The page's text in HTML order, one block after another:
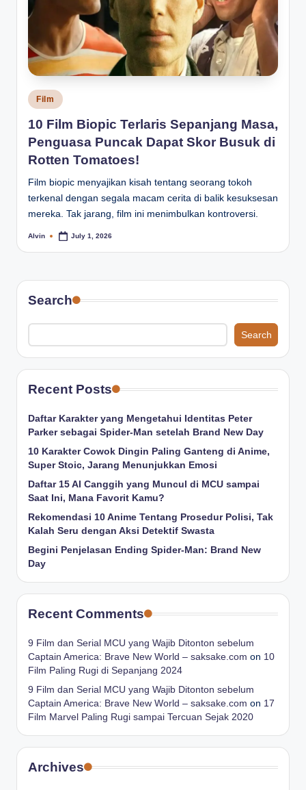
Posted
in
Film
10 Film Biopic Terlaris Sepanjang Masa,
Penguasa Puncak Dapat Skor Busuk di
Rotten Tomatoes!
Film biopic menyajikan kisah tentang seorang tokoh
terkenal dengan segala macam cerita di balik kesuksesan
mereka. Tak jarang, film ini menimbulkan kontroversi.
Posted
Alvin July 1, 2026
Search
Search
Recent Posts
Daftar Karakter yang Mengetahui Identitas Peter
Parker sebagai Spider-Man setelah Brand New Day
10 Karakter Cowok Dingin Paling Ganteng di Anime,
Super Stoic, Jarang Menunjukkan Emosi
Daftar 15 AI Canggih yang Muncul di MCU sampai
Saat Ini, Mana Favorit Kamu?
Rekomendasi 10 Anime Tentang Prosedur Polisi, Tak
Kalah Seru dengan Aksi Detektif Swasta
Begini Penjelasan Ending Spider-Man: Brand New
Day
Recent Comments
9 Film dan Serial MCU yang Wajib Ditonton sebelum
Captain America: Brave New World – saksake.com on 10
Film Paling Rugi di Sepanjang 2024
9 Film dan Serial MCU yang Wajib Ditonton sebelum
Captain America: Brave New World – saksake.com on 17
Film Marvel Paling Rugi sampai Tercuan Sejak 2020
Archives